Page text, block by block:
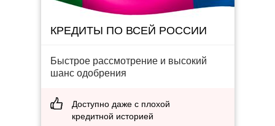
КРЕДИТЫ ПО ВСЕЙ РОССИИ
Быстрое рассмотрение и высокий
шанс одобрения
Доступно даже с плохой
кредитной историей